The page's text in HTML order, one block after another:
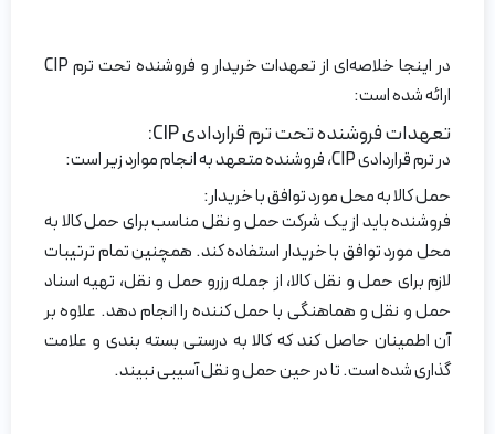
در اینجا خلاصه‌ای از تعهدات خریدار و فروشنده تحت ترم CIP
ارائه شده است:
تعهدات فروشنده تحت ترم قراردادی CIP:
در ترم قراردادی CIP، فروشنده متعهد به انجام موارد زیر است:
حمل کالا به محل مورد توافق با خریدار:
فروشنده باید از یک شرکت حمل و نقل مناسب برای حمل کالا به
محل مورد توافق با خریدار استفاده کند. همچنین تمام ترتیبات
لازم برای حمل و نقل کالا، از جمله رزرو حمل و نقل، تهیه اسناد
حمل و نقل و هماهنگی با حمل کننده را انجام دهد. علاوه بر
آن اطمینان حاصل کند که کالا به درستی بسته بندی و علامت
گذاری شده است. تا در حین حمل و نقل آسیبی نبیند.